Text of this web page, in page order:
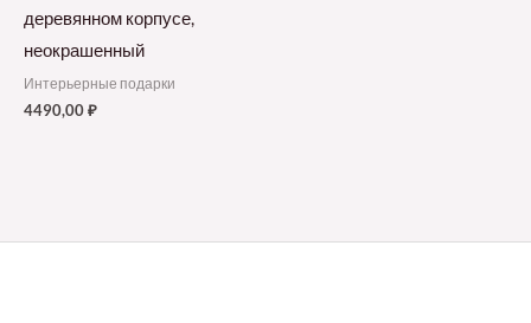
деревянном корпусе,
неокрашенный
Интерьерные подарки
4490,00₽